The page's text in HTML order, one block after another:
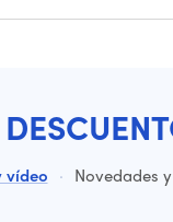
vídeo · Novedades